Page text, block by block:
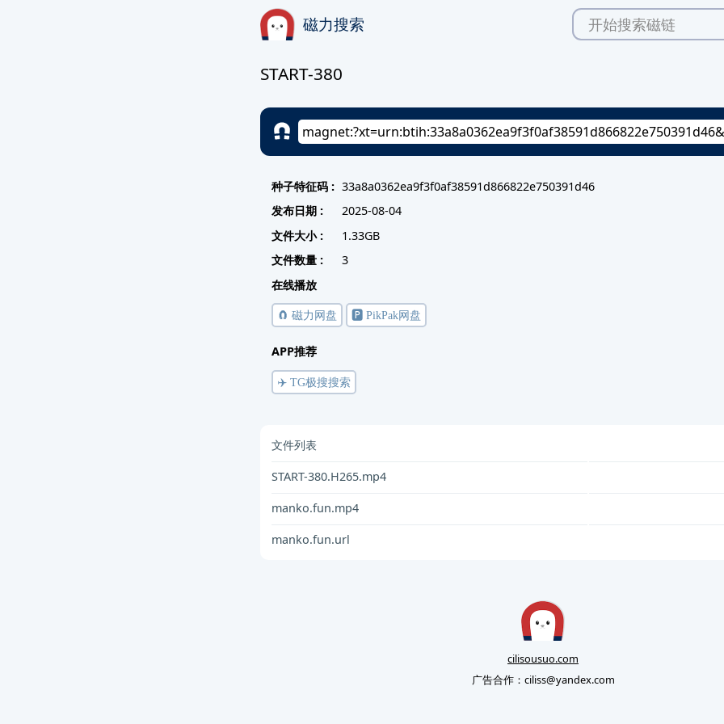
磁力搜索
START-380
种子特征码 : 33a8a0362ea9f3f0af38591d866822e750391d46
发布日期 :
2025-08-04
文件大小 :
1.33GB
文件数量 :
3
在线播放
🧲 磁力网盘 🅿️ PikPak网盘
APP推荐
✈️ TG极搜搜索
文件列表
START-380.H265.mp4
manko.fun.mp4
manko.fun.url
cilisousuo.com
广告合作： ciliss@yandex.com